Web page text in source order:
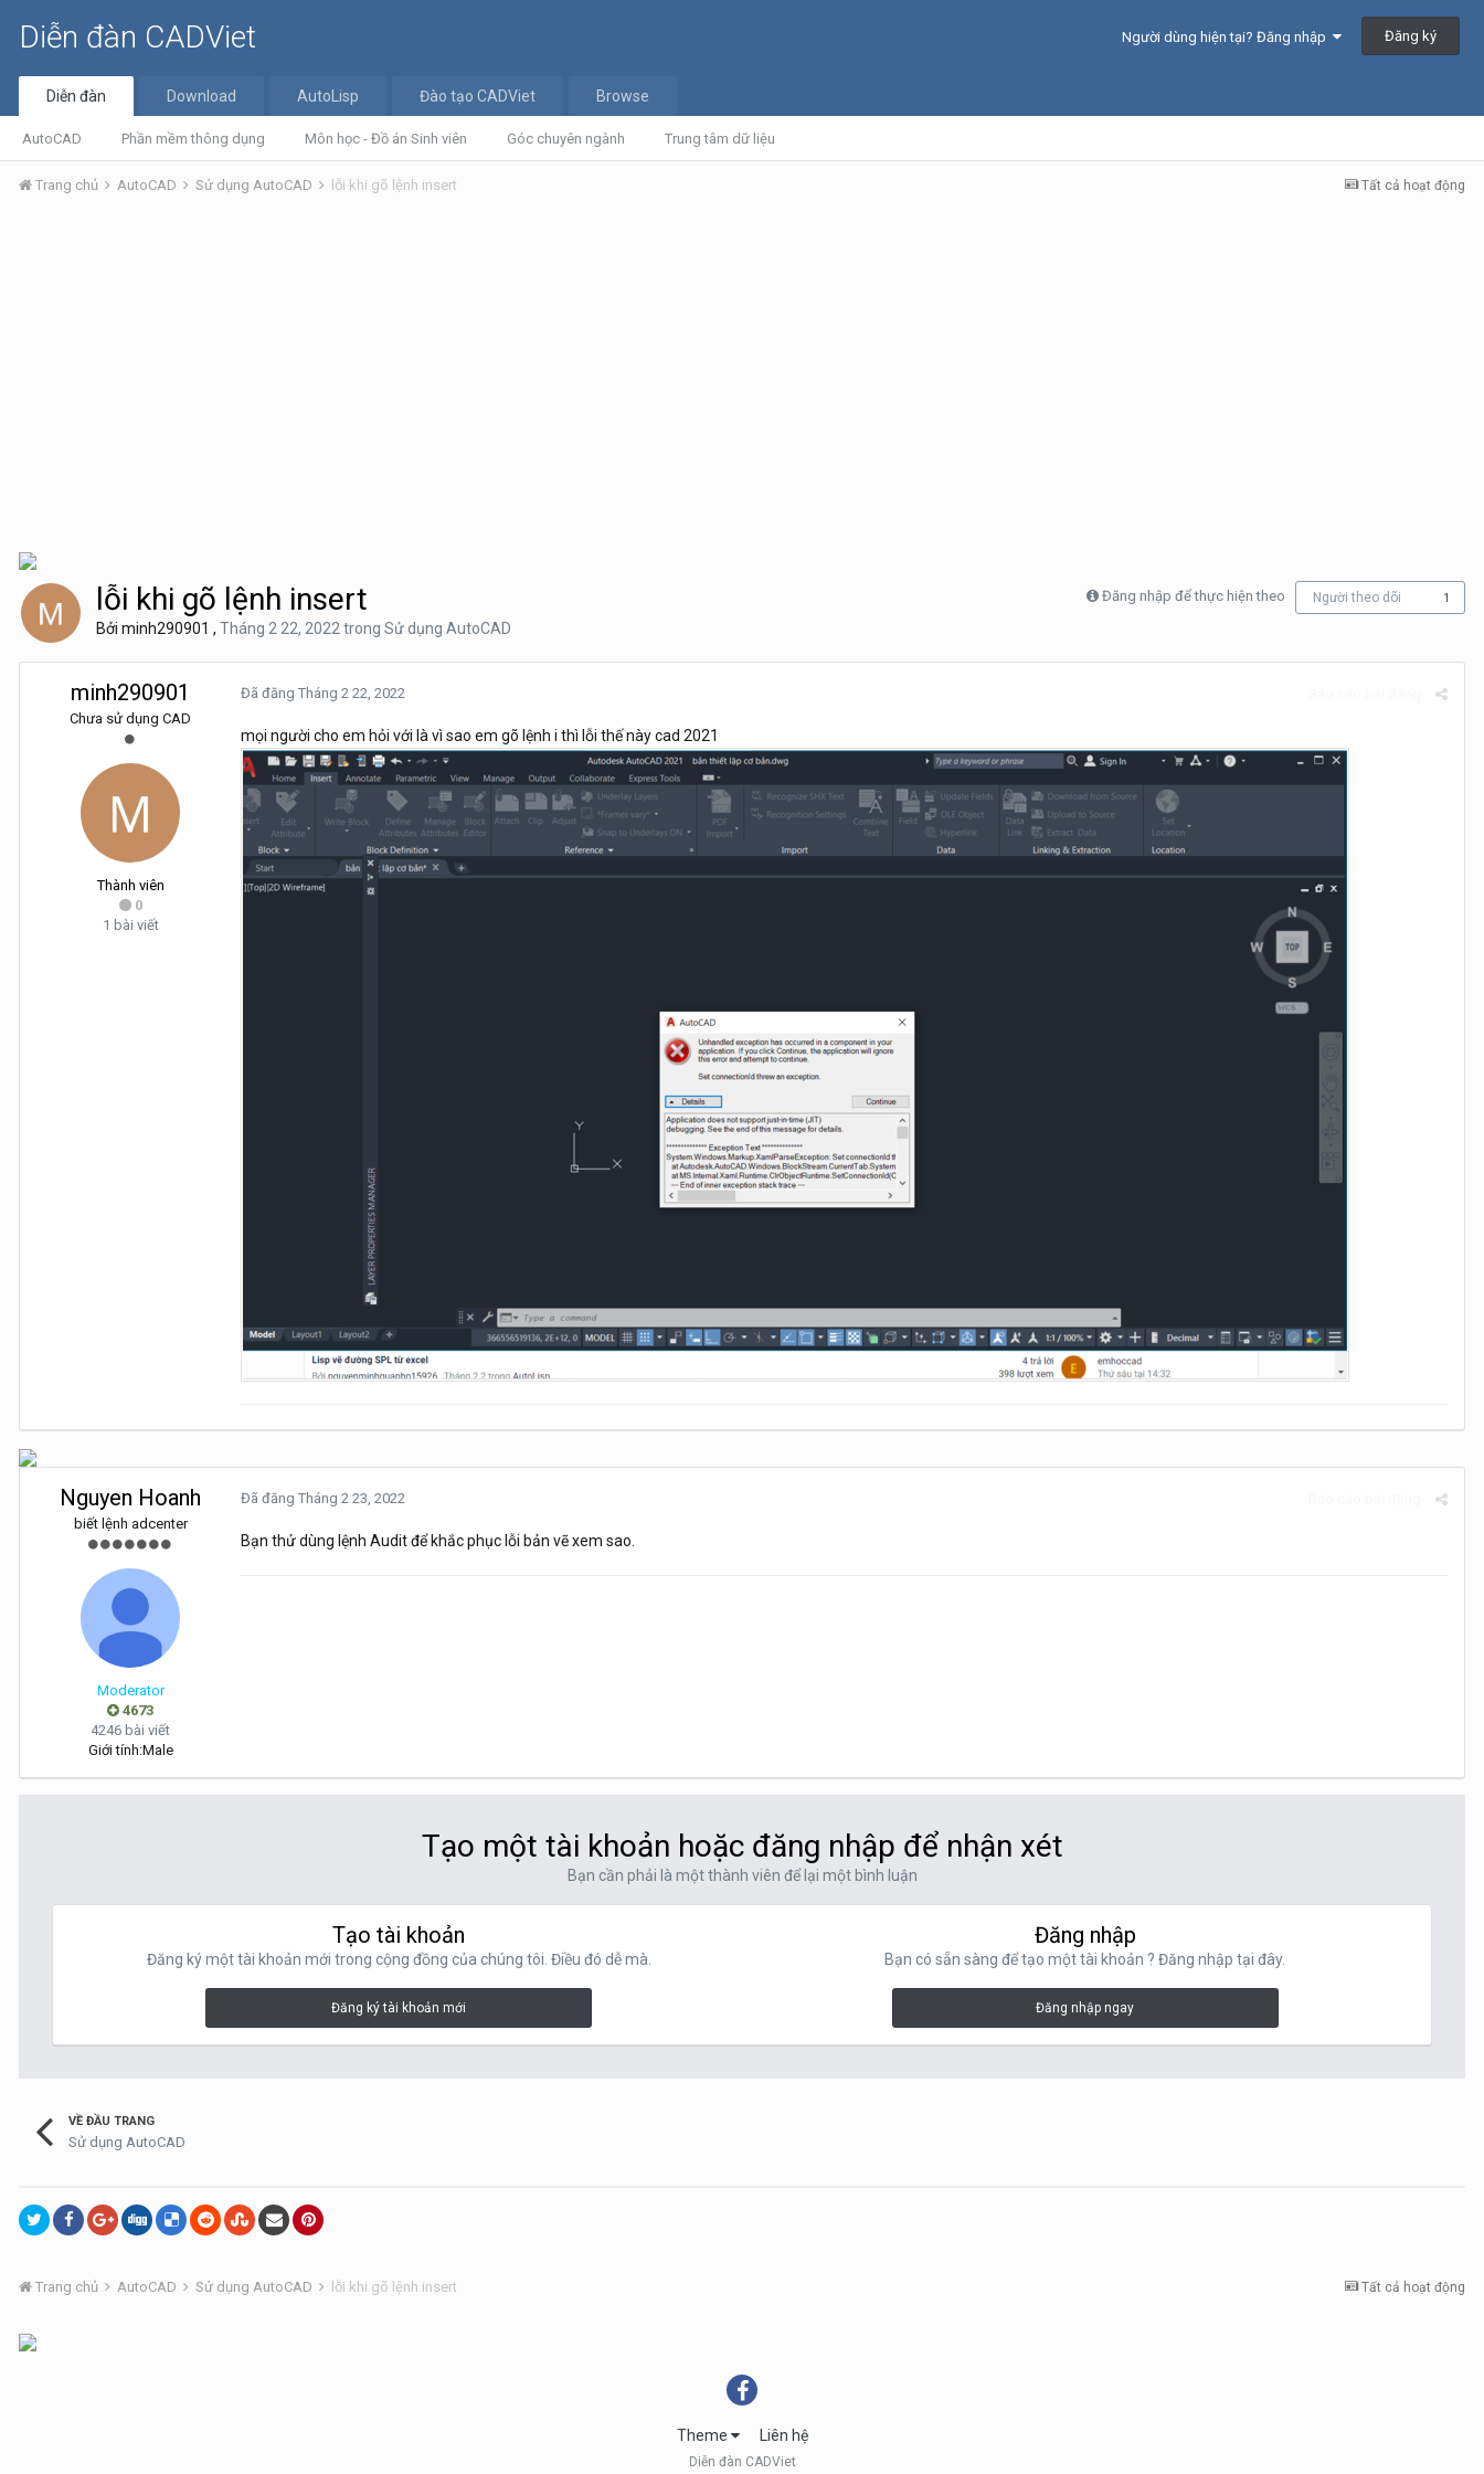
Diễn đàn CADViet Người dùng hiện tại? Đăng nhập Đăng ký
Diễn đàn
AutoCAD Phần mềm thông dụng Môn học - Đồ án Sinh viên Góc chuyên ngành Trung tâm dữ liệu
Download AutoLisp Đào tạo CADViet Browse
Tất cả hoạt động
Trang chủ AutoCAD Sử dụng AutoCAD lỗi khi gõ lệnh insert
Đăng nhập để thực hiện theo Người theo dõi 1
lỗi khi gõ lệnh insert
Bởi minh290901 , Tháng 2 22, 2022 trong Sử dụng AutoCAD
minh290901
Chưa sử dụng CAD
Thành viên
0
1 bài viết
Đã đăng Tháng 2 22, 2022
mọi người cho em hỏi với là vì sao em gõ lệnh i thì lỗi thế này cad 2021
Nguyen Hoanh
biết lệnh adcenter
Moderator
4673
4246 bài viết
Giới tính:Male
Đã đăng Tháng 2 23, 2022
Bạn thử dùng lệnh Audit để khắc phục lỗi bản vẽ xem sao.
Tạo một tài khoản hoặc đăng nhập để nhận xét
Bạn cần phải là một thành viên để lại một bình luận
Tạo tài khoản
Đăng ký một tài khoản mới trong cộng đồng của chúng tôi. Điều đó dễ mà.
Đăng ký tài khoản mới
Đăng nhập
Bạn có sẵn sàng để tạo một tài khoản ? Đăng nhập tại đây.
Đăng nhập ngay
VỀ ĐẦU TRANG
Sử dụng AutoCAD
Tất cả hoạt động
Trang chủ AutoCAD Sử dụng AutoCAD lỗi khi gõ lệnh insert
Theme Liên hệ
Diễn đàn CADViet